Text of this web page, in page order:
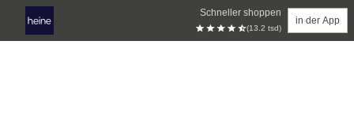
Schneller shoppen
(13.2 tsd)
in der App